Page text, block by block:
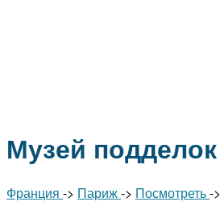
Музей подделок
Франция -> Париж-> Посмотреть->